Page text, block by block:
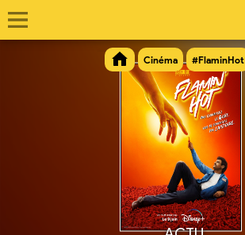
Cinéma #FlaminHot